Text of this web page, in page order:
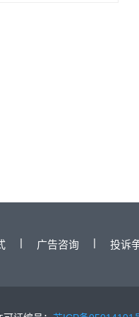
| 广告咨询 | 投诉